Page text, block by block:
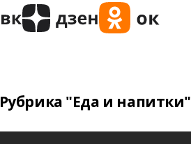
Рубрика "Еда и напитки"